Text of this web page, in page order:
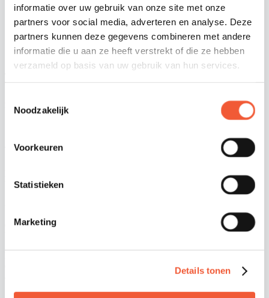
informatie over uw gebruik van onze site met onze
partners voor social media, adverteren en analyse. Deze
partners kunnen deze gegevens combineren met andere
informatie die u aan ze heeft verstrekt of die ze hebben
verzameld op basis van uw gebruik van hun services.
Noodzakelijk
Voorkeuren
Statistieken
Marketing
Details tonen
november 12, 2024
Nieuws
Sluban: New assortiment
partly due to the unique minifigures, are gaining in popularity and
therefore generate extra sales with above-average margins!
To boost up sales for the holiday season, we have expanded the
Sluban range with new attractive building sets. Sluban building sets,
therefore generate extra sales with above-average margins!
Sluban building blocks are of proven quality and of course fit on
other brands. Sluban Europe also makes building and playing with
building sets accessible to consumers with a smaller budget.
and we will ensure fast